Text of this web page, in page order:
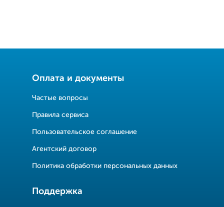
Оплата и документы
Частые вопросы
Правила сервиса
Пользовательское соглашение
Агентский договор
Политика обработки персональных данных
Поддержка